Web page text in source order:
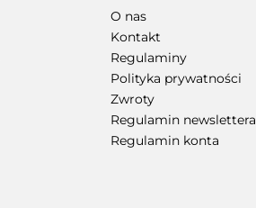
O nas
Kontakt
Regulaminy
Polityka prywatności
Zwroty
Regulamin newslettera
Regulamin konta